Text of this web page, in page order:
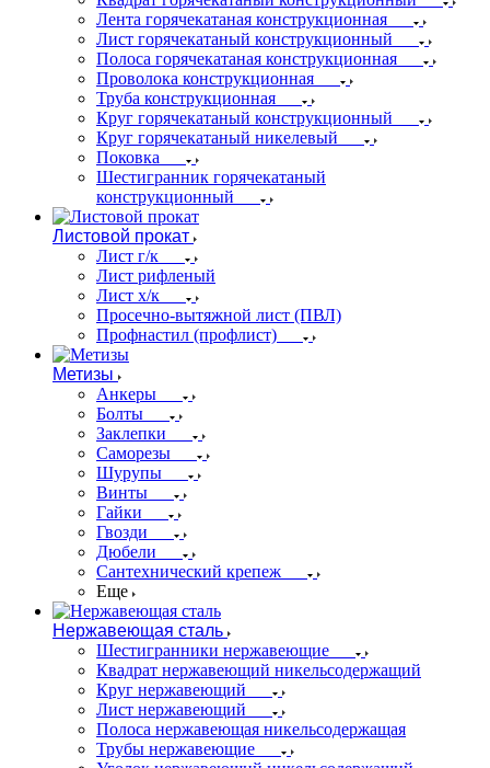
Лента горячекатаная конструкционная
Лист горячекатаный конструкционный
Полоса горячекатаная конструкционная
Проволока конструкционная
Труба конструкционная
Круг горячекатаный конструкционный
Круг горячекатаный никелевый
Поковка
Шестигранник горячекатаный
конструкционный
Листовой прокат
Лист г/к
Лист рифленый
Лист х/к
Просечно-вытяжной лист (ПВЛ)
Профнастил (профлист)
Метизы
Анкеры
Болты
Заклепки
Саморезы
Шурупы
Винты
Гайки
Гвозди
Дюбели
Сантехнический крепеж
Еще
Нержавеющая сталь
Шестигранники нержавеющие
Квадрат нержавеющий никельсодержащий
Круг нержавеющий
Лист нержавеющий
Полоса нержавеющая никельсодержащая
Трубы нержавеющие